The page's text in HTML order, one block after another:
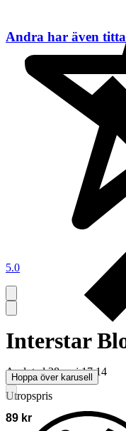
5.0
Interstar
Avslutad 28 maj 17:14
Utropspris
89 kr
Andra har även
Hoppa över karusell